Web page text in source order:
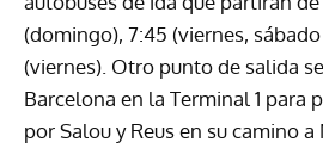
(domingo), 7:45 (viernes,
(viernes). Otro punto de salida
Barcelona en la Terminal 1 para
por Salou y Reus en su camino